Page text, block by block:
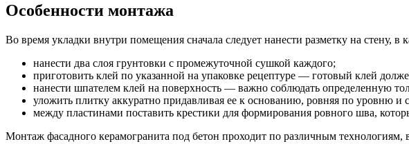
Особенности монтажа
Во время укладки внутри помещения сначала следует нанести разметку на стену,
нанести два слоя грунтовки с промежуточной сушкой каждого;
приготовить клей по указанной на упаковке рецептуре — готовый клей
нанести шпателем клей на поверхность — важно соблюдать определенную
уложить плитку аккуратно придавливая ее к основанию, ровняя по уровню и
между пластинами поставить крестики для формирования ровного шва,
Монтаж фасадного керамогранита под бетон проходит по различным